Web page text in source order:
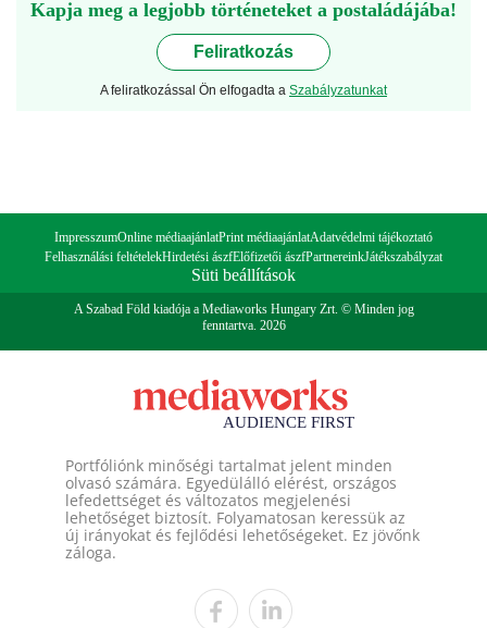
Kapja meg a legjobb történeteket a postaládájába!
Feliratkozás
A feliratkozással Ön elfogadta a Szabályzatunkat
ImpresszumOnline médiaajánlatPrint médiaajánlatAdatvédelmi tájékoztató
Felhasználási feltételekHirdetési ászfElőfizetői ászfPartnereinkJátékszabályzat
Süti beállítások
A Szabad Föld kiadója a Mediaworks Hungary Zrt. © Minden jog
fenntartva. 2026
Portfóliónk minőségi tartalmat jelent minden
olvasó számára. Egyedülálló elérést, országos
lefedettséget és változatos megjelenési
lehetőséget biztosít. Folyamatosan keressük az
új irányokat és fejlődési lehetőségeket. Ez jövőnk
záloga.